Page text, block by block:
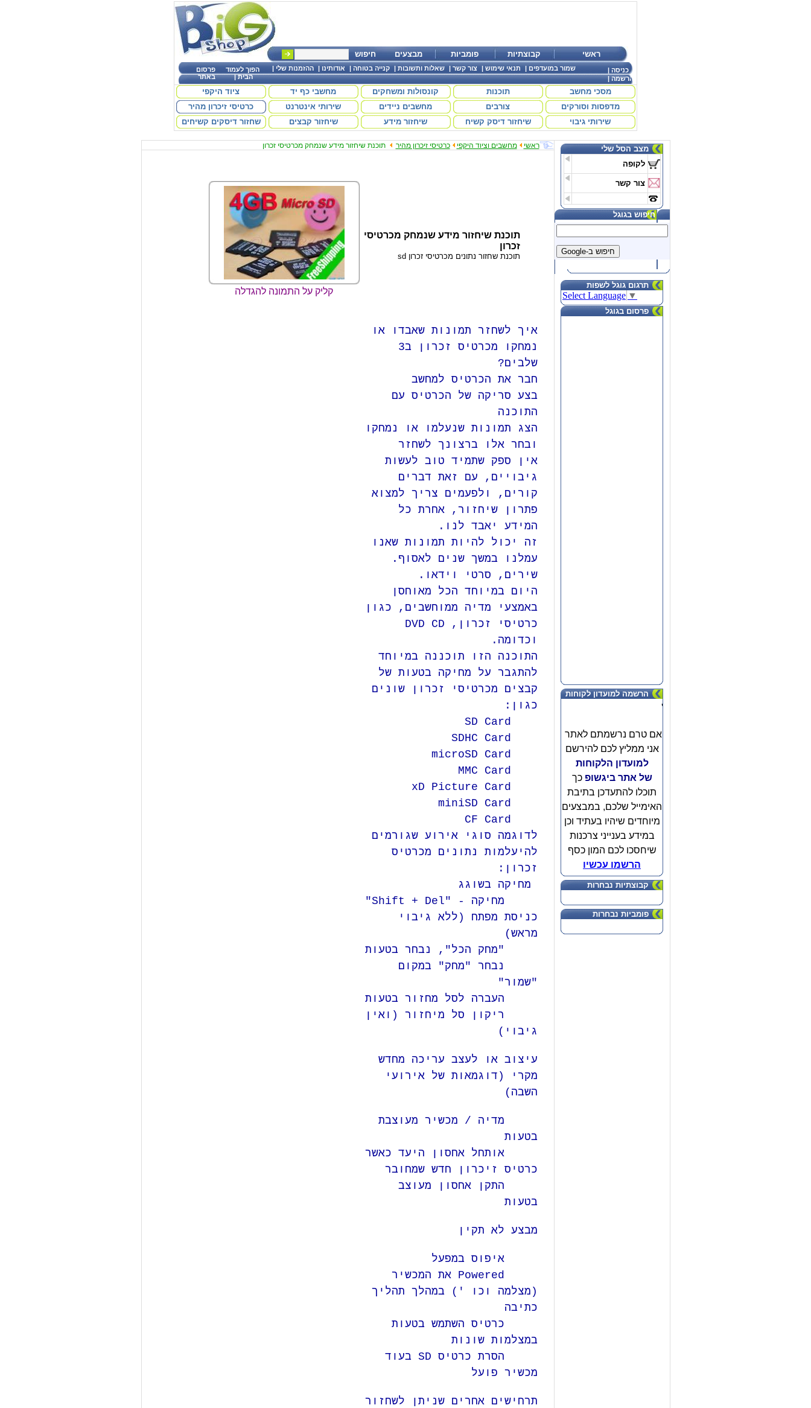
חיפוש מבצעים פומביות קבוצתיות ראשי
פרסום
באתר
הפוך לעמוד
הבית|
שמור במועדפים | תנאי שימוש | צור קשר | שאלות ותשובות | קנייה בטוחה | אודותינו | ההזמנות שלי | כניסה |
הרשמה|
מסכי מחשב תוכנות קונסולות ומשחקים מחשבי כף יד
ציוד היקפי
מדפסות וסורקים
צורבים מחשבים ניידים שירותי אינטרנט
כרטיסי זיכרון מהיר
שירותי גיבוי
שיחזור דיסק קשיח שיחזור מידע שיחזור קבצים שחזור דיסקים קשיחים
ראשי מחשבים וציוד היקפי כרטיסי זיכרון מהיר תוכנת שיחזור מידע שנמחק מכרטיסי זכרון
מצב הסל שלי
לקופה
צור קשר
חיפוש בגוגל
תרגום גוגל לשפות
Select Language ▼
פרסום בגוגל
הרשמה למועדון לקוחות
'
אם טרם נרשמתם לאתר
אני ממליץ לכם להירשם
למועדון הלקוחות
של אתר ביגשופכך
תוכלו להתעדכן בתיבת
האימייל שלכם, במבצעים
מיוחדים שיהיו בעתיד וכן
במידע בענייני צרכנות
שיחסכו לכם המון כסף
הרשמו עכשיו
קבוצתיות נבחרות
פומביות נבחרות
קליק על התמונה להגדלה
תוכנת שיחזור מידע שנמחק מכרטיסי
זכרון
תוכנת שחזור נתונים מכרטיסי זכרון sd
איך לשחזר תמונות שאבדו או
נמחקו מכרטיס זכרון ב3
שלבים?
חבר את הכרטיס למחשב
בצע סריקה של הכרטיס עם
התוכנה
הצג תמונות שנעלמו או נמחקו
ובחר אלו ברצונך לשחזר
אין ספק שתמיד טוב לעשות
גיבויים, עם זאת דברים
קורים, ולפעמים צריך למצוא
פתרון שיחזור, אחרת כל
המידע יאבד לנו.
זה יכול להיות תמונות שאנו
עמלנו במשך שנים לאסוף.
שירים, סרטי וידאו.
היום במיוחד הכל מאוחסן
באמצעי מדיה ממוחשבים, כגון
כרטיסי זכרון, DVD CD
וכדומה.
התוכנה הזו תוכננה במיוחד
להתגבר על מחיקה בטעות של
קבצים מכרטיסי זכרון שונים
כגון:
לדוגמה סוגי אירוע שגורמים
להיעלמות נתונים מכרטיס
זכרון:
מחיקה בשוגג
מחיקה - "Shift + Del"
כניסת מפתח (ללא גיבוי
מראש)
"מחק הכל", נבחר בטעות
נבחר "מחק" במקום
"שמור"
העברה לסל מחזור בטעות
ריקון סל מיחזור (ואין
גיבוי)
עיצוב או לעצב עריכה מחדש
מקרי (דוגמאות של אירועי
השבה)
מדיה / מכשיר מעוצבת
בטעות
אותחל אחסון היעד כאשר
כרטיס זיכרון חדש שמחובר
התקן אחסון מעוצב
בטעות
מבצע לא תקין
איפוס במפעל
Powered את המכשיר
(מצלמה וכו ') במהלך תהליך
כתיבה
כרטיס השתמש בטעות
במצלמות שונות
הסרת כרטיס SD בעוד
מכשיר פועל
תרחישים אחרים שניתן לשחזור